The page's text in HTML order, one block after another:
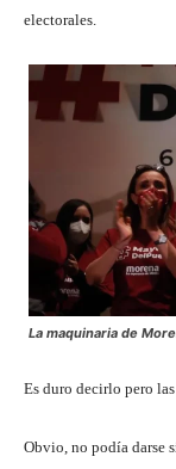
electorales.
La maquinaria de
Es duro decirlo pero las
Obvio, no podía darse